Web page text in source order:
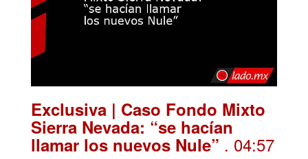
Exclusiva | Caso Fondo Mixto
Sierra Nevada: “se hacían
llamar los nuevos Nule” . 04:57